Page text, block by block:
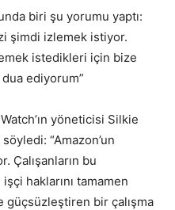
biri şu yorumu yaptı:
şimdi izlemek istiyor.
istedikleri için bize
ediyorum”
yöneticisi Silkie
“Amazon’un
Çalışanların bu
haklarını tamamen
güçsüzleştiren bir çalışma